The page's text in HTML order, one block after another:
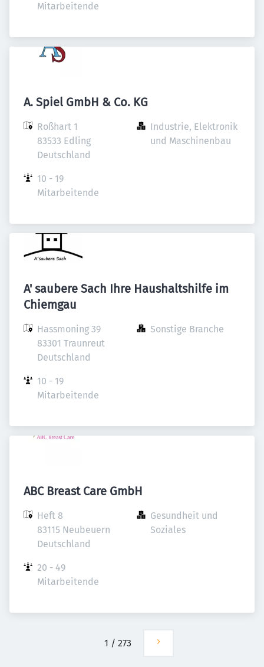
Mitarbeitende
A. Spiel GmbH & Co. KG
Roßhart 1
83533 Edling
Deutschland
Industrie, Elektronik
und Maschinenbau
10 - 19
Mitarbeitende
A' saubere Sach Ihre Haushaltshilfe im
Chiemgau
Hassmoning 39
83301 Traunreut
Deutschland
Sonstige Branche
10 - 19
Mitarbeitende
ABC Breast Care GmbH
Heft 8
83115 Neubeuern
Deutschland
Gesundheit und
Soziales
20 - 49
Mitarbeitende
1 / 273